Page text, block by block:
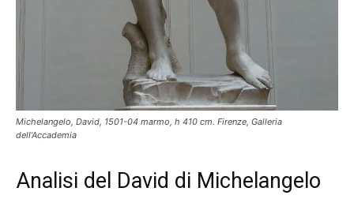
Michelangelo, David, 1501-04 marmo, h 410 cm. Firenze, Galleria
dell’Accademia
Analisi del David di Michelangelo